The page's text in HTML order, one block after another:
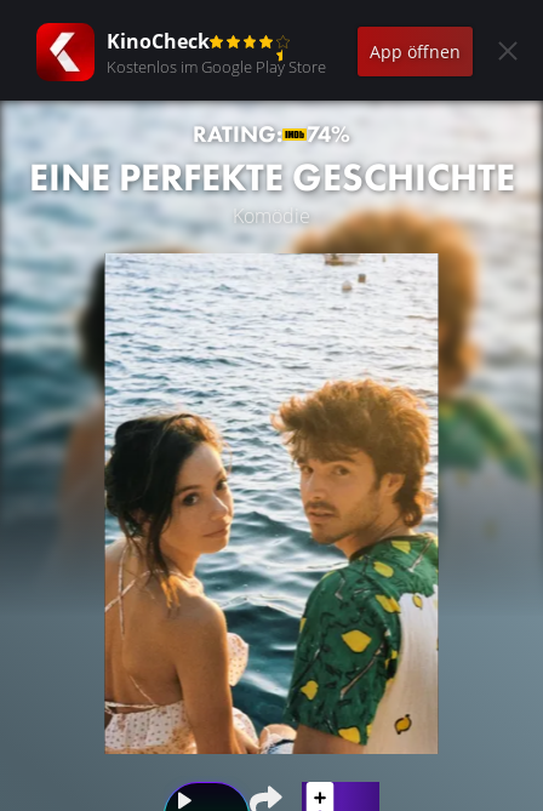
KinoCheck
Kostenlos im Google Play Store
App öffnen
RATING: 74%
EINE PERFEKTE GESCHICHTE
Komödie